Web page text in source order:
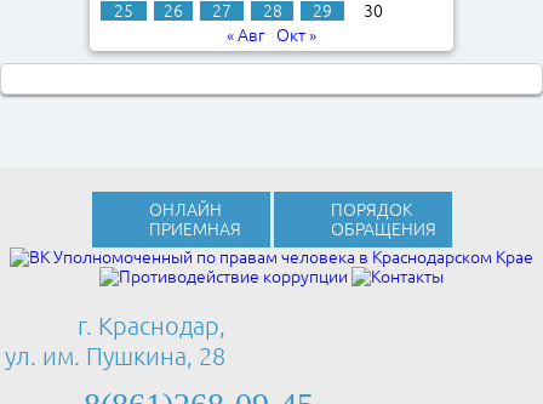
25
26 27 28 29
30
« Авг
Окт »
ОНЛАЙН
ПРИЕМНАЯ
ПОРЯДОК
ОБРАЩЕНИЯ
г. Краснодар,
ул. им. Пушкина, 28